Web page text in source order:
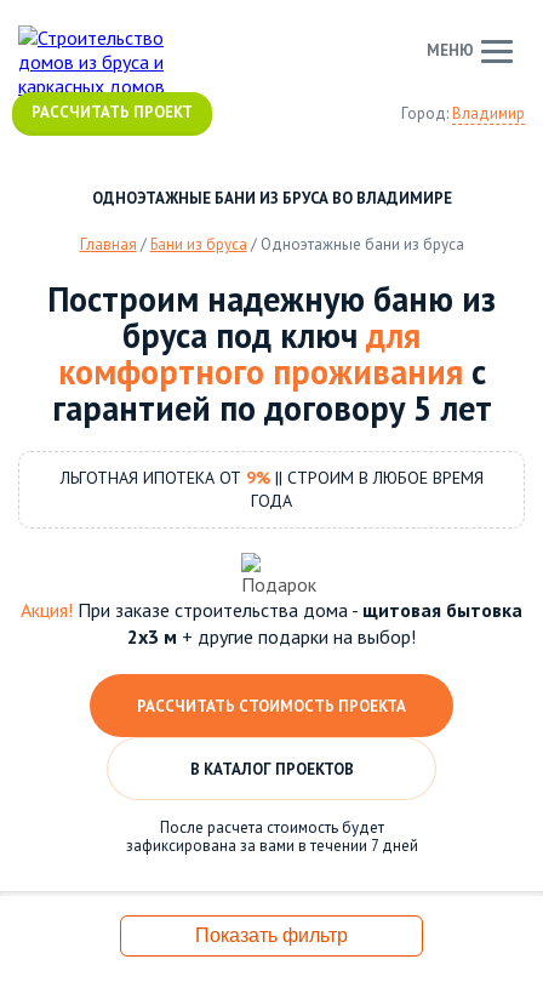
Город:Владимир
РАССЧИТАТЬ ПРОЕКТ
МЕНЮ
ОДНОЭТАЖНЫЕ БАНИ ИЗ БРУСА ВО ВЛАДИМИРЕ
Главная /Бани из бруса / Одноэтажные бани из бруса
Построим надежную баню из
бруса под ключ для
комфортного проживания с
гарантией по договору 5 лет
ЛЬГОТНАЯ ИПОТЕКА ОТ 9%|| СТРОИМ В ЛЮБОЕ ВРЕМЯ
ГОДА
Акция! При заказе строительства дома - щитовая бытовка
2х3 м + другие подарки на выбор!
РАССЧИТАТЬ СТОИМОСТЬ ПРОЕКТА
В КАТАЛОГ ПРОЕКТОВ
После расчета стоимость будет
зафиксирована за вами в течении 7 дней
Показать фильтр